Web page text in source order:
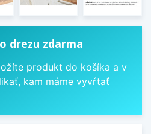
drezu zdarma
produkt do košíka a v
kam máme vyvŕtať